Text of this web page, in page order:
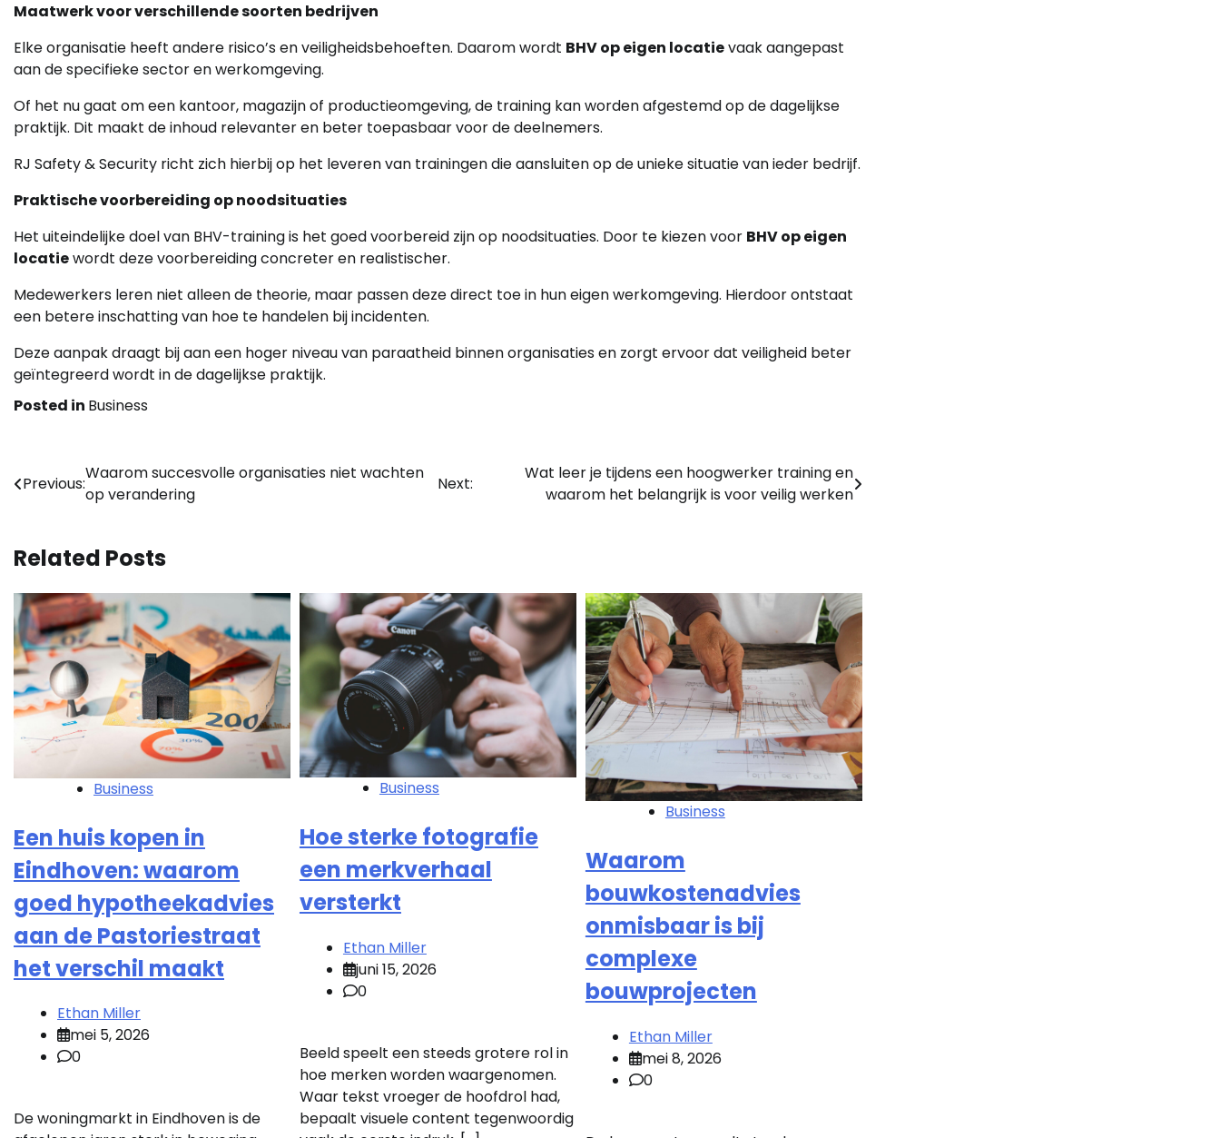
Maatwerk voor verschillende soorten bedrijven
Elke organisatie heeft andere risico’s en veiligheidsbehoeften. Daarom wordt BHV op eigen locatievaak aangepast
aan de specifieke sector en werkomgeving.
Of het nu gaat om een kantoor, magazijn of productieomgeving, de training kan worden afgestemd op de dagelijkse
praktijk. Dit maakt de inhoud relevanter en beter toepasbaar voor de deelnemers.
RJ Safety & Security richt zich hierbij op het leveren van trainingen die aansluiten op de unieke situatie van ieder bedrijf.
Praktische voorbereiding op noodsituaties
Het uiteindelijke doel van BHV-training is het goed voorbereid zijn op noodsituaties. Door te kiezen voor BHV op eigen
locatiewordt deze voorbereiding concreter en realistischer.
Medewerkers leren niet alleen de theorie, maar passen deze direct toe in hun eigen werkomgeving. Hierdoor ontstaat
een betere inschatting van hoe te handelen bij incidenten.
Deze aanpak draagt bij aan een hoger niveau van paraatheid binnen organisaties en zorgt ervoor dat veiligheid beter
geïntegreerd wordt in de dagelijkse praktijk.
Posted in Business
Bericht
navigatie
Previous:
Waarom succesvolle organisaties niet wachten
op verandering
Next:
Wat leer je tijdens een hoogwerker training en
waarom het belangrijk is voor veilig werken
Related Posts
Business
Een huis kopen in
Eindhoven: waarom
goed hypotheekadvies
aan de Pastoriestraat
het verschil maakt
Ethan Miller
mei 5, 2026
0
De woningmarkt in Eindhoven is de
Business
Hoe sterke fotografie
een merkverhaal
versterkt
Ethan Miller
juni 15, 2026
0
Beeld speelt een steeds grotere rol in
hoe merken worden waargenomen.
Waar tekst vroeger de hoofdrol had,
bepaalt visuele content tegenwoordig
Business
Waarom
bouwkostenadvies
onmisbaar is bij
complexe
bouwprojecten
Ethan Miller
mei 8, 2026
0